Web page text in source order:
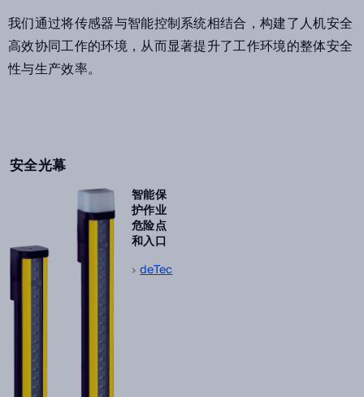
我们通过将传感器与智能控制系统相结合，构建了人机安全
高效协同工作的环境，从而显著提升了工作环境的整体安全
性与生产效率。
安全光幕
智能保
护作业
危险点
和入口
deTec